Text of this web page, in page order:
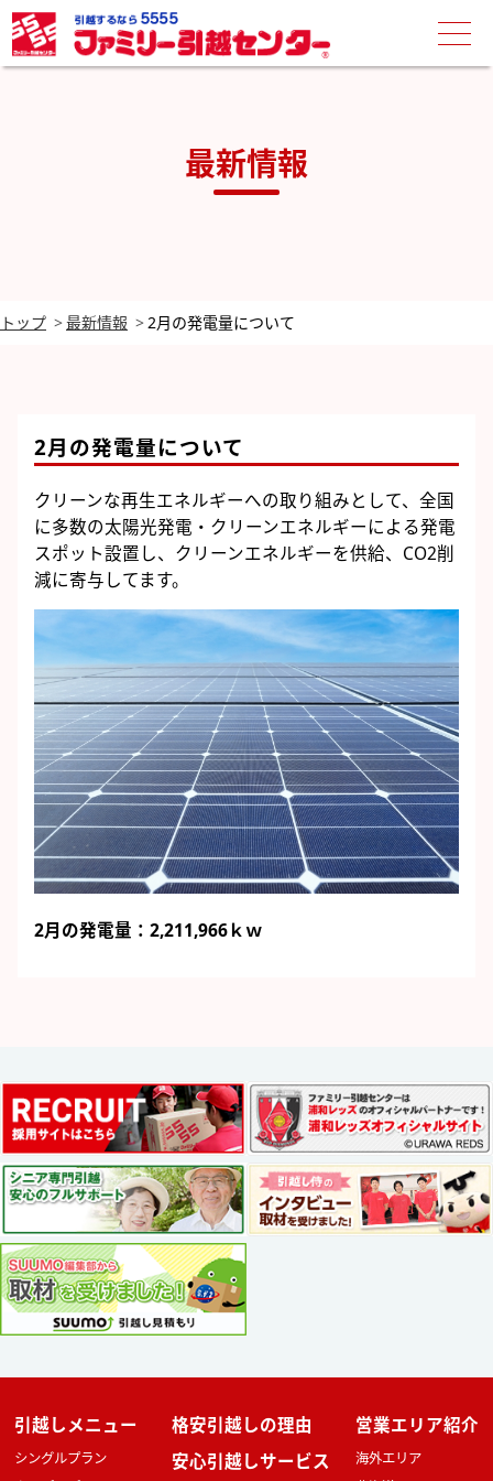
最新情報
トップ 最新情報 2月の発電量について
2月の発電量について
クリーンな再生エネルギーへの取り組みとして、全国
に多数の太陽光発電・クリーンエネルギーによる発電
スポット設置し、クリーンエネルギーを供給、CO2削
減に寄与してます。
2月の発電量：2,211,966ｋｗ
引越しメニュー
シングルプラン
格安引越しの理由
安心引越しサービス
営業エリア紹介
海外エリア